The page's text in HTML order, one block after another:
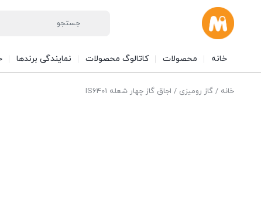
خانه محصولات کاتالوگ محصولات نمایندگی برندها
خانه /گاز رومیزی / اجاق گاز چهار شعله IS6401